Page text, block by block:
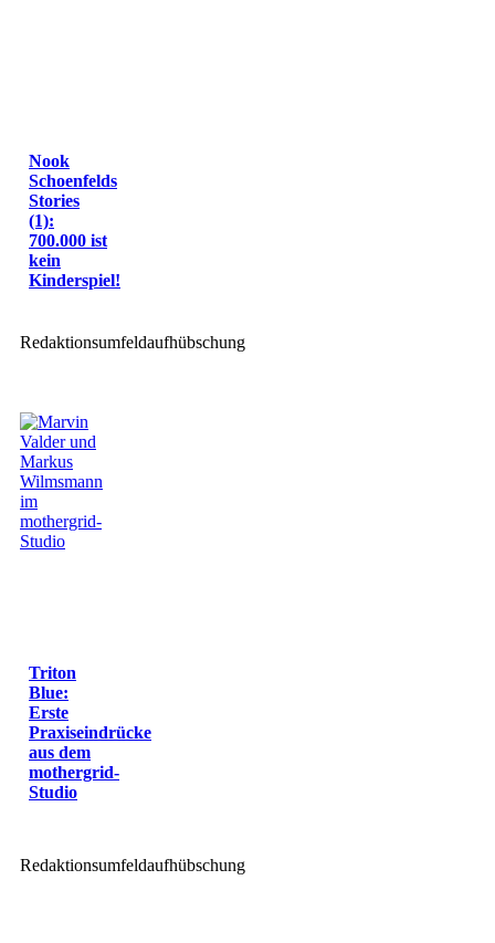
Nook
Schoenfelds
Stories
(1):
700.000 ist
kein
Kinderspiel!
Redaktionsumfeldaufhübschung
Triton
Blue:
Erste
Praxiseindrücke
aus dem
mothergrid-
Studio
Redaktionsumfeldaufhübschung